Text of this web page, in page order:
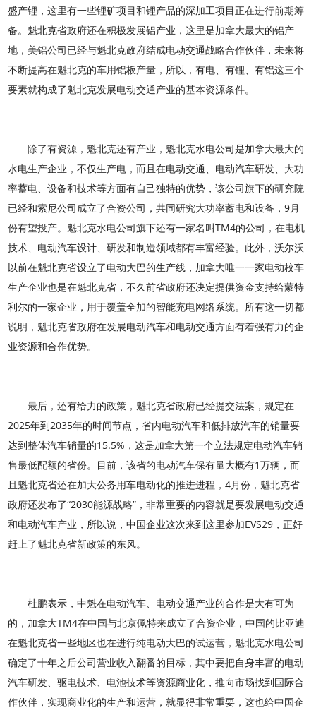
盛产锂，这里有一些锂矿项目和锂产品的深加工项目正在进行前期筹
备。魁北克省政府还在积极发展铝产业，这里是加拿大最大的铝产
地，美铝公司已经与魁北克政府结成电动交通战略合作伙伴，未来将
不断提高在魁北克的车用铝板产量，所以，有电、有锂、有铝这三个
要素就构成了魁北克发展电动交通产业的基本资源条件。
除了有资源，魁北克还有产业，魁北克水电公司是加拿大最大的
水电生产企业，不仅生产电，而且在电动交通、电动汽车研发、大功
率蓄电、设备和技术等方面有自己独特的优势，该公司旗下的研究院
已经和索尼公司成立了合资公司，共同研究大功率蓄电和设备，9月
份有望投产。魁北克水电公司旗下还有一家名叫TM4的公司，在电机
技术、电动汽车设计、研发和制造领域都有丰富经验。此外，沃尔沃
以前在魁北克省设立了电动大巴的生产线，加拿大唯一一家电动校车
生产企业也是在魁北克省，不久前省政府还决定提供资金支持给蒙特
利尔的一家企业，用于覆盖全加的智能充电网络系统。所有这一切都
说明，魁北克省政府在发展电动汽车和电动交通方面有着强有力的企
业资源和合作优势。
最后，还有给力的政策，魁北克省政府已经提交法案，规定在
2025年到2035年的时间节点，省内电动汽车和低排放汽车的销量要
达到整体汽车销量的15.5%，这是加拿大第一个立法规定电动汽车销
售最低配额的省份。目前，该省的电动汽车保有量大概有1万辆，而
且魁北克省还在加大公务用车电动化的推进进程，4月份，魁北克省
政府还发布了“2030能源战略”，非常重要的内容就是要发展电动交通
和电动汽车产业，所以说，中国企业这次来到这里参加EVS29，正好
赶上了魁北克省新政策的东风。
杜鹏表示，中魁在电动汽车、电动交通产业的合作是大有可为
的，加拿大TM4在中国与北京佩特来成立了合资企业，中国的比亚迪
在魁北克省一些地区也在进行纯电动大巴的试运营，魁北克水电公司
确定了十年之后公司营业收入翻番的目标，其中要把自身丰富的电动
汽车研发、驱电技术、电池技术等资源商业化，推向市场找到国际合
作伙伴，实现商业化的生产和运营，就显得非常重要，这也给中国企